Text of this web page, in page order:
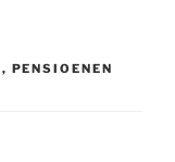
, PENSIOENEN